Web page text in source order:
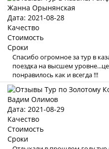
Жанна Орынянская
Дата: 2021-08-28
Качество
Стоимость
Сроки
Спасибо огромное за тур в
поездка на высшем
понравилось как и всегда !!!
Вадим Олимов
Дата: 2021-08-29
Качество
Стоимость
Сроки